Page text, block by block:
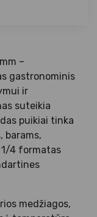
–
gastronominis
ir
suteikia
puikiai tinka
barams,
1/4 formatas
medžiagos,